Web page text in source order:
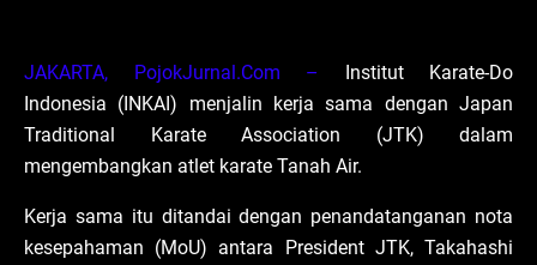
JAKARTA, PojokJurnal.Com –
Institut Karate-Do
Indonesia (INKAI) menjalin kerja sama dengan Japan
Traditional Karate Association (JTK) dalam
mengembangkan atlet karate Tanah Air.
Kerja sama itu ditandai dengan penandatanganan nota
kesepahaman (MoU) antara President JTK, Takahashi